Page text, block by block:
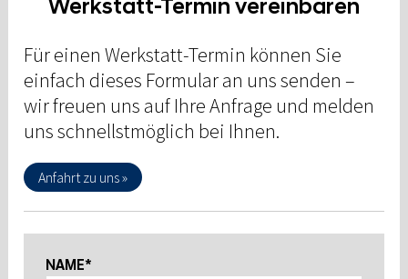
Werkstatt-Termin vereinbaren
Für einen Werkstatt-Termin können Sie
einfach dieses Formular an uns senden –
wir freuen uns auf Ihre Anfrage und melden
uns schnellstmöglich bei Ihnen.
Anfahrt zu uns »
NAME*